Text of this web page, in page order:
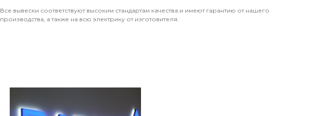
Все вывески соответствуют высоким стандартам качества и имеют гарантию от нашего
производства, а также на всю электрику от изготовителя.